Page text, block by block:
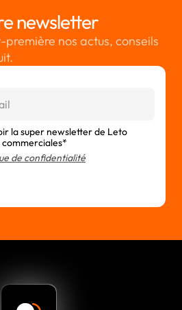
newsletter
nos actus, conseils
la super newsletter de Leto
de confidentialité